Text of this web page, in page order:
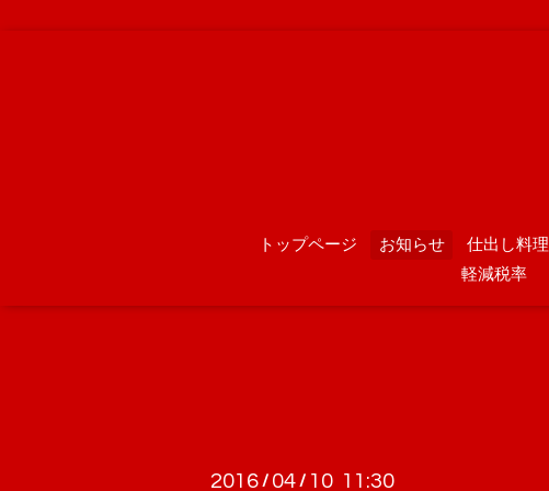
トップページ お知らせ 仕出し料理
軽減税率
2016 / 04 / 10 11:30